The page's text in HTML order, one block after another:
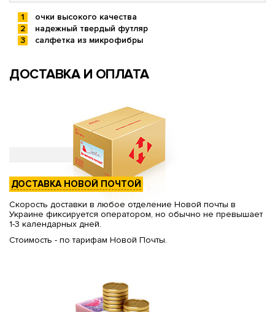
очки высокого качества
надежный твердый футляр
салфетка из микрофибры
ДОСТАВКА И ОПЛАТА
ДОСТАВКА НОВОЙ ПОЧТОЙ
Скорость доставки в любое отделение Новой почты в
Украине фиксируется оператором, но обычно не превышает
1-3 календарных дней.
Стоимость - по тарифам Новой Почты.